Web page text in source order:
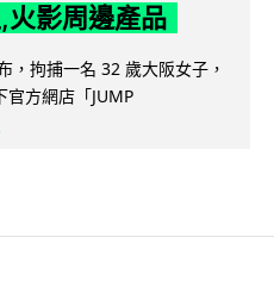
火影周邊產品
，拘捕一名 32 歲大阪女子，
方網店「JUMP